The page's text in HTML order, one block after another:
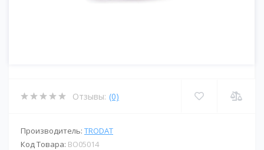
Отзывы: (0)
Производитель: TRODAT
Код Товара: BО05014